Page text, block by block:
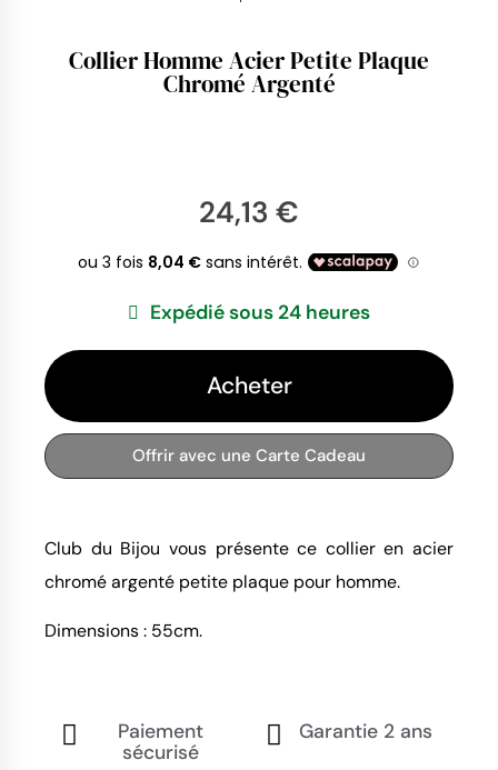
Collier Homme Acier Petite Plaque
Chromé Argenté
24,13 €
Expédié sous 24 heures
Acheter
Offrir avec une Carte Cadeau
Club du Bijou vous présente ce collier en acier
chromé argenté petite plaque pour homme.
Dimensions : 55cm.
Paiement
sécurisé
Garantie 2 ans